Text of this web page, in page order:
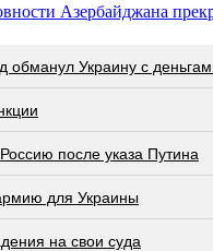
Азербайджана
обманул Украину с
после указа Путина
для Украины
на свои суда